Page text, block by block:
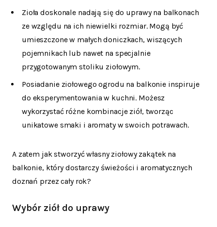
Zioła doskonale nadają się do uprawy na balkonach
ze względu na ich niewielki rozmiar. Mogą być
umieszczone w małych doniczkach, wiszących
pojemnikach lub nawet na specjalnie
przygotowanym stoliku ziołowym.
Posiadanie ziołowego ogrodu na balkonie inspiruje
do eksperymentowania w kuchni. Możesz
wykorzystać różne kombinacje ziół, tworząc
unikatowe smaki i aromaty w swoich potrawach.
A zatem jak stworzyć własny ziołowy zakątek na
balkonie, który dostarczy świeżości i aromatycznych
doznań przez cały rok?
Wybór ziół do uprawy